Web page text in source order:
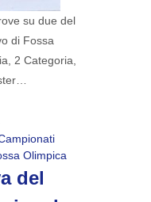
su due del
di Fossa
2 Categoria,
Olimpica
del